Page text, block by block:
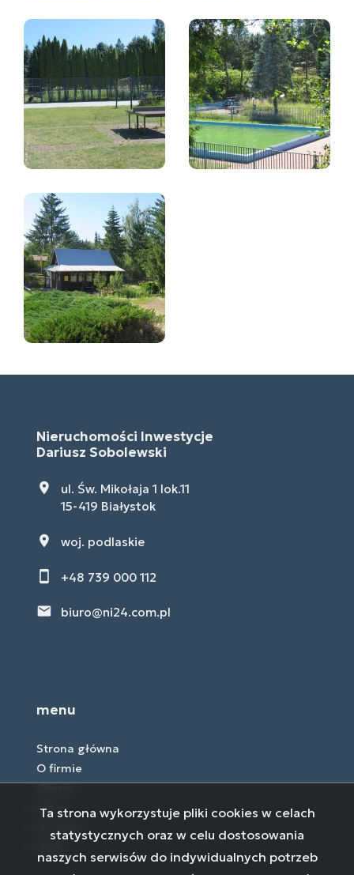
Nieruchomości Inwestycje
Dariusz Sobolewski
ul. Św. Mikołaja 1 lok.11
15-419 Białystok
woj. podlaskie
+48 739 000 112
biuro@ni24.com.pl
menu
Strona główna
O firmie
Oferty
Blog
Kontakt
Ta strona wykorzystuje pliki cookies w celach
statystycznych oraz w celu dostosowania
naszych serwisów do indywidualnych potrzeb